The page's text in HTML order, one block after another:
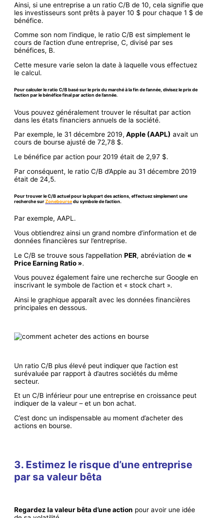
Ainsi, si une entreprise a un ratio C/B de 10, cela signifie que
les investisseurs sont prêts à payer 10 $ pour chaque 1 $ de
bénéfice.
Comme son nom l’indique, le ratio C/B est simplement le
cours de l’action d’une entreprise, C, divisé par ses
bénéfices, B.
Cette mesure varie selon la date à laquelle vous effectuez
le calcul.
Pour calculer le ratio C/B basé sur le prix du marché à la fin de l’année, divisez le prix de
l’action par le bénéfice final par action de l’année.
Vous pouvez généralement trouver le résultat par action
dans les états financiers annuels de la société.
Par exemple, le 31 décembre 2019, Apple (AAPL) avait un
cours de bourse ajusté de 72,78 $.
Le bénéfice par action pour 2019 était de 2,97 $.
Par conséquent, le ratio C/B d’Apple au 31 décembre 2019
était de 24,5.
Pour trouver le C/B actuel pour la plupart des actions , effectuez simplement une
recherche surZoneboursedu symbole de l’action.
Par exemple, AAPL.
Vous obtiendrez ainsi un grand nombre d’information et de
données financières sur l’entreprise.
Le C/B se trouve sous l’appellationPER, abréviation de «
Price Earning Ratio ».
Vous pouvez également faire une recherche sur Google en
inscrivant le symbole de l’action et « stock chart ».
Ainsi le graphique apparaît avec les données financières
principales en dessous.
Un ratio C/B plus élevé peut indiquer que l’action est
surévaluée par rapport à d’autres sociétés du même
secteur.
Et un C/B inférieur pour une entreprise en croissance peut
indiquer de la valeur – et un bon achat.
C’est donc un indispensable au moment d’acheter des
actions en bourse.
3. Estimez le risque d’une entreprise
par sa valeur bêta
Regardez la valeur bêta d’une action pour avoir une idée